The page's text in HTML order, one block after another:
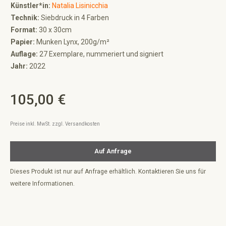
Künstler*in: Natalia Lisinicchia
Technik: Siebdruck in 4 Farben
Format: 30 x 30cm
Papier: Munken Lynx, 200g/m²
Auflage: 27 Exemplare, nummeriert und signiert
Jahr: 2022
Regulärer Preis:
105,00 €
Preise inkl. MwSt. zzgl. Versandkosten
Auf Anfrage
Dieses Produkt ist nur auf Anfrage erhältlich. Kontaktieren Sie uns für
weitere Informationen.